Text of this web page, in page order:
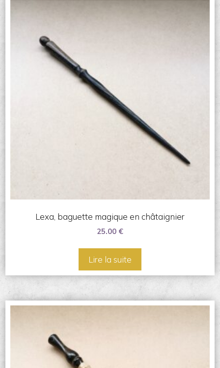
Lexa, baguette magique en châtaignier
25.00 €
Lire la suite